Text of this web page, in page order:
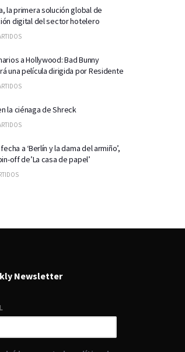
la primera solución global de
digital del sector hotelero
a Hollywood: Bad Bunny
una película dirigida por Residente
la ciénaga de Shreck
a ‘Berlín y la dama del armiño’,
off de’La casa de papel’
Newsletter